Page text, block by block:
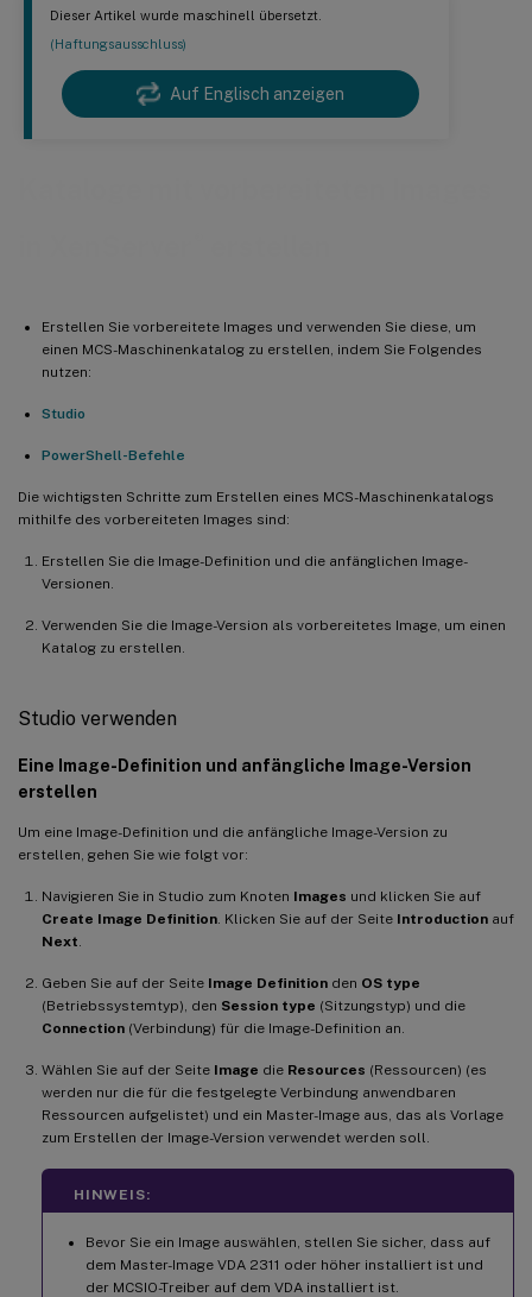
Dieser Artikel wurde maschinell übersetzt.
(Haftungsausschluss)
Auf Englisch anzeigen
Erstellen Sie vorbereitete Images und verwenden Sie diese, um
einen MCS-Maschinenkatalog zu erstellen, indem Sie Folgendes
nutzen:
Studio
PowerShell-Befehle
Die wichtigsten Schritte zum Erstellen eines MCS-Maschinenkatalogs
mithilfe des vorbereiteten Images sind:
Erstellen Sie die Image-Definition und die anfänglichen Image-
Versionen.
Verwenden Sie die Image-Version als vorbereitetes Image, um einen
Katalog zu erstellen.
Studio verwenden
Eine Image-Definition und anfängliche Image-Version
erstellen
Um eine Image-Definition und die anfängliche Image-Version zu
erstellen, gehen Sie wie folgt vor:
Navigieren Sie in Studio zum Knoten Images und klicken Sie auf
Create Image Definition . Klicken Sie auf der Seite Introduction auf
Next
Geben Sie auf der Seite Image Definition den OS type
(Betriebssystemtyp), den Session type (Sitzungstyp) und die
Connection (Verbindung) für die Image-Definition an.
Wählen Sie auf der Seite Image die Resources (Ressourcen) (es
werden nur die für die festgelegte Verbindung anwendbaren
Ressourcen aufgelistet) und ein Master-Image aus, das als Vorlage
zum Erstellen der Image-Version verwendet werden soll.
HINWEIS:
Bevor Sie ein Image auswählen, stellen Sie sicher, dass auf
dem Master-Image VDA 2311 oder höher installiert ist und
der MCSIO-Treiber auf dem VDA installiert ist.